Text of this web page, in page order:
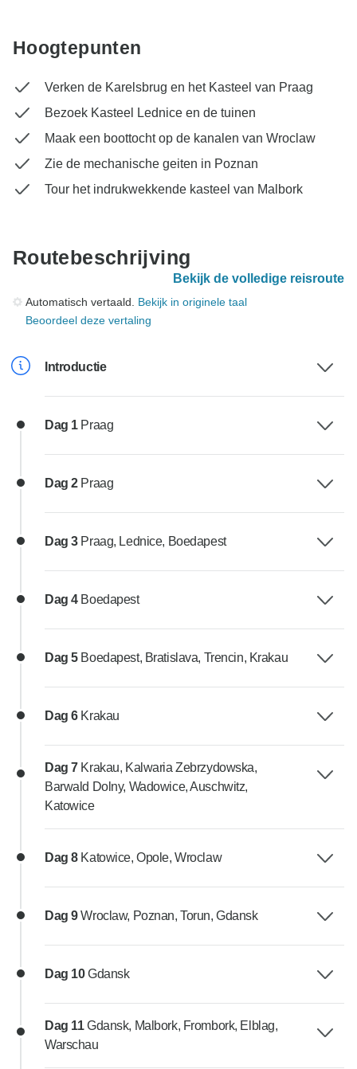
Hoogtepunten
Verken de Karelsbrug en het Kasteel van Praag
Bezoek Kasteel Lednice en de tuinen
Maak een boottocht op de kanalen van Wroclaw
Zie de mechanische geiten in Poznan
Tour het indrukwekkende kasteel van Malbork
Routebeschrijving
Bekijk de volledige reisroute
Automatisch vertaald. Bekijk in originele taal
Beoordeel deze vertaling
Introductie
Dag 1 Praag
Dag 2 Praag
Dag 3 Praag, Lednice, Boedapest
Dag 4 Boedapest
Dag 5 Boedapest, Bratislava, Trencin, Krakau
Dag 6 Krakau
Dag 7 Krakau, Kalwaria Zebrzydowska,
Barwald Dolny, Wadowice, Auschwitz,
Katowice
Dag 8 Katowice, Opole, Wroclaw
Dag 9Wroclaw, Poznan, Torun, Gdansk
Dag 10Gdansk
Dag 11Gdansk, Malbork, Frombork, Elblag,
Warschau